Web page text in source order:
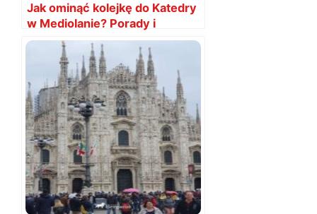
Jak ominąć kolejkę do Katedry
w Mediolanie? Porady i
sposoby